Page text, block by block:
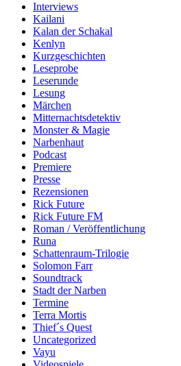
Interviews
Kailani
Kalan der Schakal
Kenlyn
Kurzgeschichten
Leseprobe
Leserunde
Lesung
Märchen
Mitternachtsdetektiv
Monster & Magie
Narbenhaut
Podcast
Premiere
Presse
Rezensionen
Rick Future
Rick Future FM
Roman / Veröffentlichung
Runa
Schattenraum-Trilogie
Solomon Farr
Soundtrack
Stadt der Narben
Termine
Terra Mortis
Thief´s Quest
Uncategorized
Vayu